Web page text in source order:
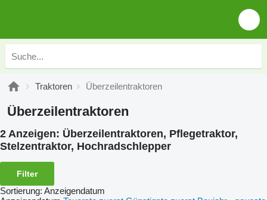
Traktoren Überzeilentraktoren
Überzeilentraktoren
2 Anzeigen: Überzeilentraktoren, Pflegetraktor,
Stelzentraktor, Hochradschlepper
Filter
Sortierung: Anzeigendatum